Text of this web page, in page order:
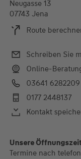
Neugasse 13
07743 Jena
Route
Schreiben Sie
Online-
03641 6282209
0177 2448137
Kontakt
Alle Öffnungszeiten
Termine nach
Unsere
Termine nach